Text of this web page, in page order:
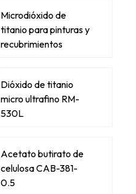
Microdióxido de
titanio para pinturas y
recubrimientos
Dióxido de titanio
micro ultrafino RM-
530L
Acetato butirato de
celulosa CAB-381-
0.5